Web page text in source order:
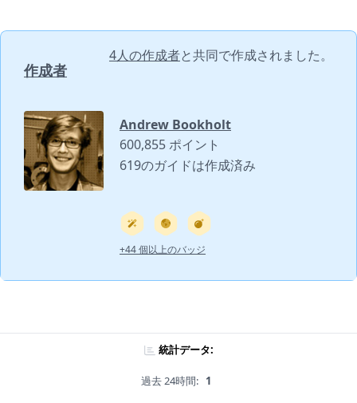
作成者
4人の作成者と共同で作成されました。
Andrew Bookholt
600,855 ポイント
619のガイドは作成済み
+44 個以上のバッジ
統計データ:
過去 24時間: 1